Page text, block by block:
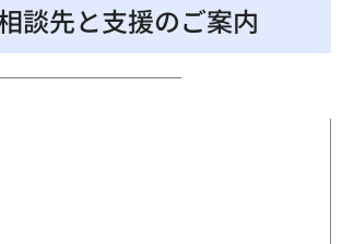
談先と支援のご案内